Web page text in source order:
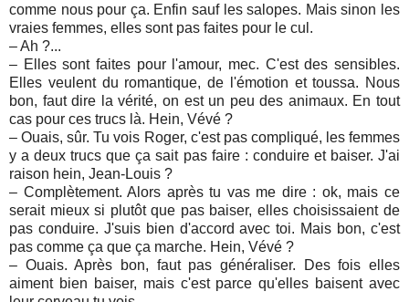
comme nous pour ça. Enfin sauf les salopes. Mais sinon les
vraies femmes, elles sont pas faites pour le cul.
– Ah ?...
– Elles sont faites pour l'amour, mec. C'est des sensibles.
Elles veulent du romantique, de l'émotion et toussa. Nous
bon, faut dire la vérité, on est un peu des animaux. En tout
cas pour ces trucs là. Hein, Vévé ?
– Ouais, sûr. Tu vois Roger, c'est pas compliqué, les femmes
y a deux trucs que ça sait pas faire : conduire et baiser. J'ai
raison hein, Jean-Louis ?
– Complètement. Alors après tu vas me dire : ok, mais ce
serait mieux si plutôt que pas baiser, elles choisissaient de
pas conduire. J'suis bien d'accord avec toi. Mais bon, c'est
pas comme ça que ça marche. Hein, Vévé ?
– Ouais. Après bon, faut pas généraliser. Des fois elles
aiment bien baiser, mais c'est parce qu'elles baisent avec